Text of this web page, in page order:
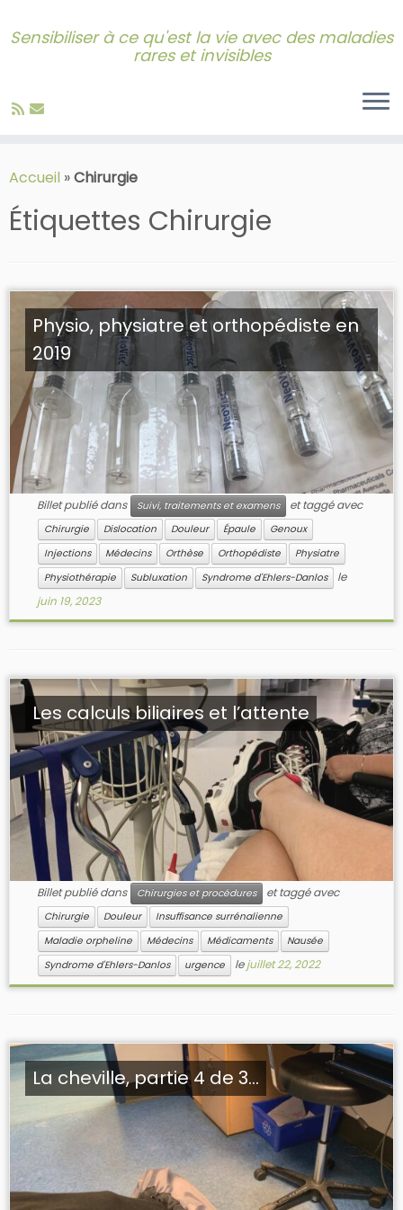
to
Sensibiliser à ce qu'est la vie avec des maladies
rares et invisibles
Accueil »Chirurgie
Étiquettes Chirurgie
Physio, physiatre et orthopédiste en
2019
Billet publié dans Suivi, traitements et examens et taggé avec
Chirurgie Dislocation Douleur Épaule
Genoux
Injections
Médecins Orthèse Orthopédiste
Physiatre
Physiothérapie
Subluxation Syndrome d'Ehlers-Danlos
le
juin 19, 2023
Les calculs biliaires et l’attente
Billet publié dans Chirurgies et procédures et taggé avec
Chirurgie Douleur
Insuffisance surrénalienne
Maladie orpheline
Médecins Médicaments
Nausée
Syndrome d'Ehlers-Danlos
urgence lejuillet 22, 2022
La cheville, partie 4 de 3…